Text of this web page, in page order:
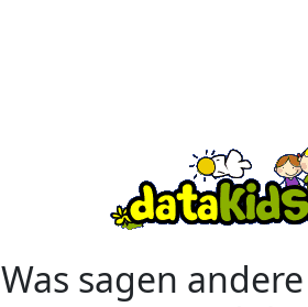
Was sagen